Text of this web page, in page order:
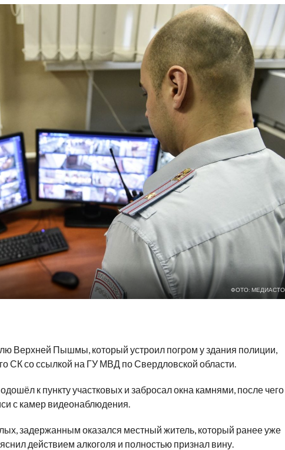
ФОТО:
Верхней Пышмы, который устроил погром у здания полиции,
СК со ссылкой на ГУ МВД по Свердловской области.
к пункту участковых и забросал окна камнями, после чего
с камер видеонаблюдения.
задержанным оказался местный житель, который ранее уже
действием алкоголя и полностью признал вину.